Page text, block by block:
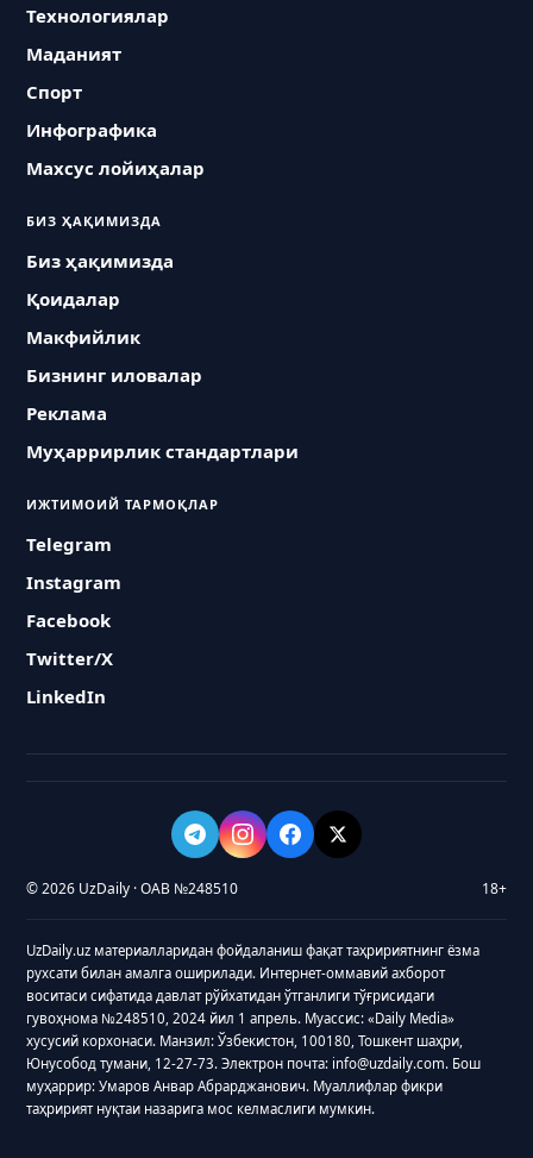
Технологиялар
Маданият
Спорт
Инфографика
Махсус лойиҳалар
БИЗ ҲАҚИМИЗДА
Биз ҳақимизда
Қоидалар
Макфийлик
Бизнинг иловалар
Реклама
Муҳаррирлик стандартлари
ИЖТИМОИЙ ТАРМОҚЛАР
Telegram
Instagram
Facebook
Twitter/X
LinkedIn
© 2026 UzDaily · ОАВ №248510 18+
UzDaily.uz материалларидан фойдаланиш фақат таҳририятнинг ёзма
рухсати билан амалга оширилади. Интернет-оммавий ахборот
воситаси сифатида давлат рўйхатидан ўтганлиги тўғрисидаги
гувоҳнома №248510, 2024 йил 1 апрель. Муассис: «Daily Media»
хусусий корхонаси. Манзил: Ўзбекистон, 100180, Тошкент шаҳри,
Юнусобод тумани, 12-27-73. Электрон почта: info@uzdaily.com. Бош
муҳаррир: Умаров Анвар Абрарджанович. Муаллифлар фикри
таҳририят нуқтаи назарига мос келмаслиги мумкин.